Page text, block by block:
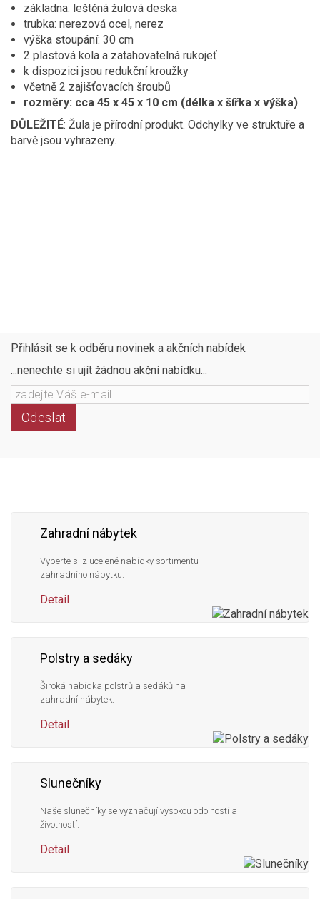
základna: leštěná žulová deska
trubka: nerezová ocel, nerez
výška stoupání: 30 cm
2 plastová kola a zatahovatelná rukojeť
k dispozici jsou redukční kroužky
včetně 2 zajišťovacích šroubů
rozměry: cca 45 x 45 x 10 cm (délka x šířka x výška)
DŮLEŽITÉ: Žula je přírodní produkt. Odchylky ve struktuře a
barvě jsou vyhrazeny.
Přihlásit se k odběru novinek a akčních nabídek
...nenechte si ujít žádnou akční nabídku...
Odeslat
Zahradní nábytek
Vyberte si z ucelené nabídky sortimentu
zahradního nábytku.
Detail
Polstry a sedáky
Široká nabídka polstrů a sedáků na
zahradní nábytek.
Detail
Slunečníky
Naše slunečníky se vyznačují vysokou odolností a
životností.
Detail